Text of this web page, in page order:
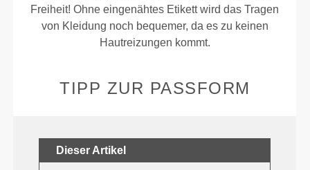
Freiheit! Ohne eingenähtes Etikett wird das Tragen
von Kleidung noch bequemer, da es zu keinen
Hautreizungen kommt.
TIPP ZUR PASSFORM
Dieser Artikel